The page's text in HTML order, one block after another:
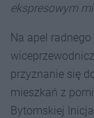
ekspresowym
Na apel
przyznanie się
mieszkań z
Bytomskiej